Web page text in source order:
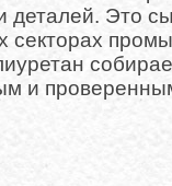
деталей. Это
секторах
и